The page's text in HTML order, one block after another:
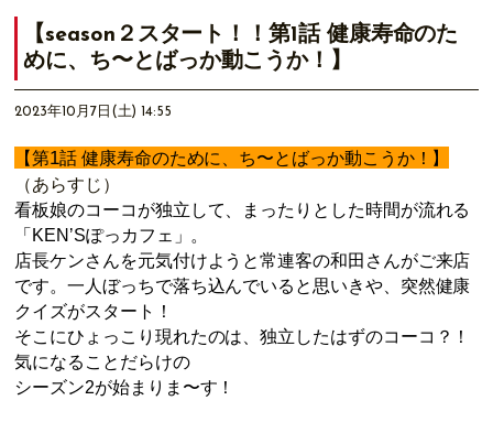
【season２スタート！！第1話 健康寿命のた
めに、ち〜とばっか動こうか！】
2023年10月7日(土) 14:55
【第1話 健康寿命のために、ち〜とばっか動こうか！】
（あらすじ）
看板娘のコーコが独⽴ して、まったりとした時間が流れる
「 KEN ʼSぽっカフェ」。
店⻑ケンさんを元気付けようと常連客の和⽥ さんがご来店
です。⼀⼈ぼっちで落ち込んでいると思いきや、突然健康
クイズがスタート！
そこにひょっこり現れたのは、独⽴ したはずのコーコ？！
気になることだらけの
シーズン2が始まりま〜す！